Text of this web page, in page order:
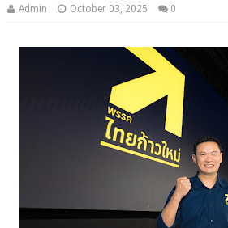
Admin October 03, 2025 0